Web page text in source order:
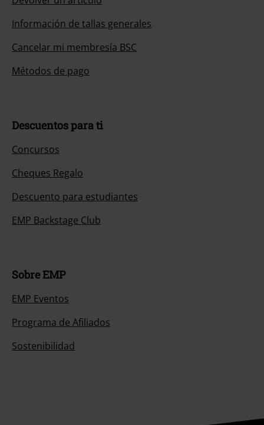
Información de tallas generales
Cancelar mi membresía BSC
Métodos de pago
Descuentos para ti
Concursos
Cheques Regalo
Descuento para estudiantes
EMP Backstage Club
Sobre EMP
EMP Eventos
Programa de Afiliados
Sostenibilidad